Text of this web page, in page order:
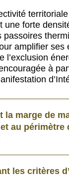
une forte
passoires
amplifier ses
l’exclusion
à
la marge de
au périmètre
les critères